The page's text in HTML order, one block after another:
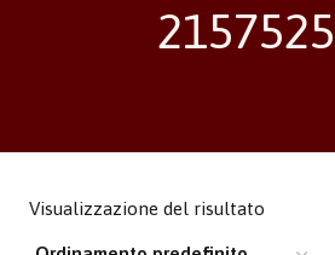
Visualizzazione del risultato